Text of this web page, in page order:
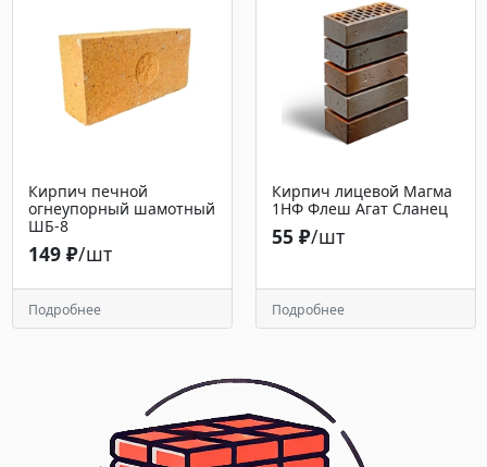
Кирпич печной
огнеупорный шамотный
ШБ-8
149 ₽/шт
Подробнее
Кирпич лицевой Магма
1НФ Флеш Агат Сланец
55 ₽/шт
Подробнее